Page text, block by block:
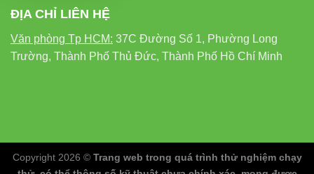
ĐỊA CHỈ LIÊN HỆ
Văn phòng Tp HCM: 37C Đường Số 1, Phường Long
Trường, Thành Phố Thủ Đức, Thành Phố Hồ Chí Minh
Copyright 2026 © Trang web trong quá trình thử nghiệm chạy